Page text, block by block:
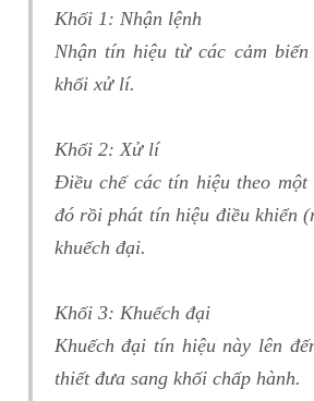
Khối 1: Nhận lệnh
Nhận tín hiệu từ các cảm biến
khối xử lí.
Khối 2: Xử lí
Điều chế các tín hiệu theo một
đó rồi phát tín hiệu điều khiển
khuếch đại.
Khối 3: Khuếch đại
Khuếch đại tín hiệu này lên
thiết đưa sang khối chấp hành.